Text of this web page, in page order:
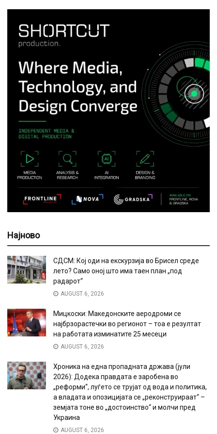
Најново
СДСМ: Кој оди на екскурзија во Брисел среде
лето? Само оној што има таен план „под
радарот“
AUGUST 6, 2026
Мицкоски: Македонските аеродроми се
најбрзорастечки во регионот – тоа е резултат
на работата изминатите 25 месеци
AUGUST 6, 2026
Хроника на една пропадната држава (јули
2026): Додека правдата е заробена во
„реформи“, луѓето се трујат од вода и политика,
а владата и опозицијата се „реконструираат“ –
земјата тоне во „достоинство“ и молчи пред
Украина
AUGUST 6, 2026